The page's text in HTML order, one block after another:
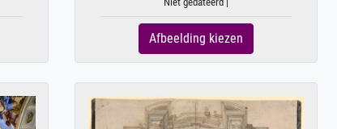
Afbeelding kiezen